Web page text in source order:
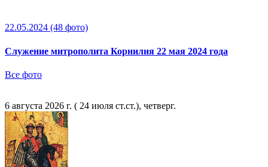
22.05.2024 (48 фото)
Служение митрополита Корнилия 22 мая 2024 года
Все фото
6 августа 2026 г. ( 24 июля ст.ст.), четверг.